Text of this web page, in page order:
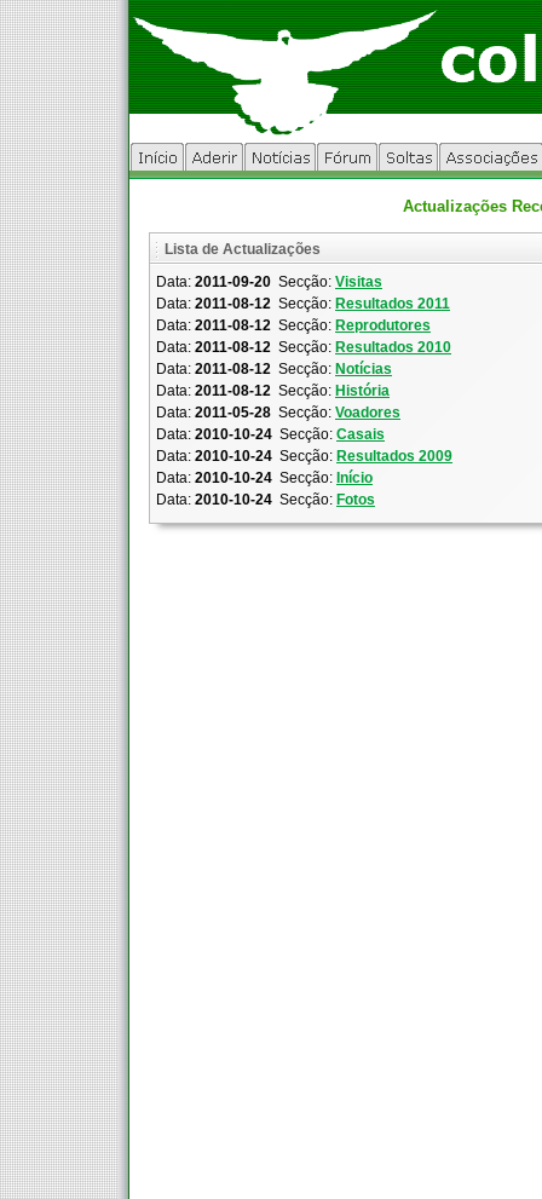
Actualizações
Lista de Actualizações
Data: 2011-09-20 Secção: Visitas
Data: 2011-08-12 Secção: Resultados 2011
Data: 2011-08-12 Secção: Reprodutores
Data: 2011-08-12 Secção: Resultados 2010
Data: 2011-08-12 Secção: Notícias
Data: 2011-08-12 Secção: História
Data: 2011-05-28 Secção: Voadores
Data: 2010-10-24 Secção: Casais
Data: 2010-10-24 Secção: Resultados 2009
Data: 2010-10-24 Secção: Início
Data: 2010-10-24 Secção: Fotos